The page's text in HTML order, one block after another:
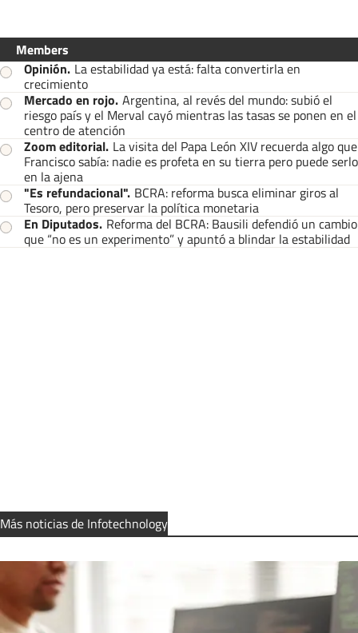
Members
Opinión. La estabilidad ya está: falta convertirla en
crecimiento
Mercado en rojo. Argentina, al revés del mundo: subió el
riesgo país y el Merval cayó mientras las tasas se ponen en el
centro de atención
Zoom editorial. La visita del Papa León XIV recuerda algo que
Francisco sabía: nadie es profeta en su tierra pero puede serlo
en la ajena
"Es refundacional". BCRA: reforma busca eliminar giros al
Tesoro, pero preservar la política monetaria
En Diputados. Reforma del BCRA: Bausili defendió un cambio
que “no es un experimento” y apuntó a blindar la estabilidad
Más noticias de Infotechnology